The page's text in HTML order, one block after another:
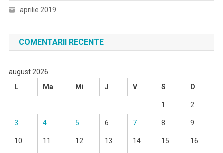
aprilie 2019
COMENTARII RECENTE
august 2026
L
Ma Mi J V S D
1 2
3 4 5 6 7 8 9
10 11 12 13 14 15 16